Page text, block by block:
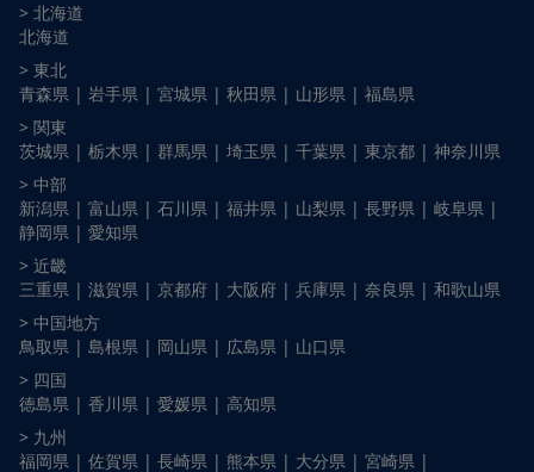
> 北海道
北海道
> 東北
青森県 | 岩手県 | 宮城県 | 秋田県 | 山形県 | 福島県
> 関東
茨城県 | 栃木県 | 群馬県 | 埼玉県 | 千葉県 | 東京都 | 神奈川県
> 中部
新潟県 | 富山県 | 石川県 | 福井県 | 山梨県 | 長野県 | 岐阜県 |
静岡県 | 愛知県
> 近畿
三重県 | 滋賀県 | 京都府 | 大阪府 | 兵庫県 | 奈良県 | 和歌山県
> 中国地方
鳥取県 | 島根県 | 岡山県 | 広島県 | 山口県
> 四国
徳島県 | 香川県 | 愛媛県 | 高知県
> 九州
福岡県 | 佐賀県 | 長崎県 | 熊本県 | 大分県 | 宮崎県 |